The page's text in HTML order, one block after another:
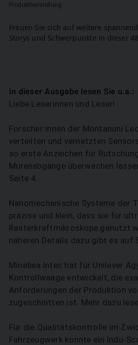
Produktherstellung:
Freuen Sie sich auf weitere
Storys und Schwerpunkte in dieser
In dieser Ausgabe lesen Sie u.a.:
Liebe Leserinnen und Leser!
Forscher:innen der Montanuni
verteilten und vernetzten
so erste Anzeichen für
Murenabgänge überwachen
Seite 4.
Nanomechanische Systeme der
präzise und klein, dass sie für
Rasterkraftmikroskope genutzt
näheren Details dazu gibt es auf
Minebea Intec hat für Unilever
Kontrollwaage entwickelt, die
Anforderungen der Produktion
zugeschnitten ist. Mehr dazu
Für die Qualitätskontrolle im
Fahrzeugwerk konnte ein Indu-